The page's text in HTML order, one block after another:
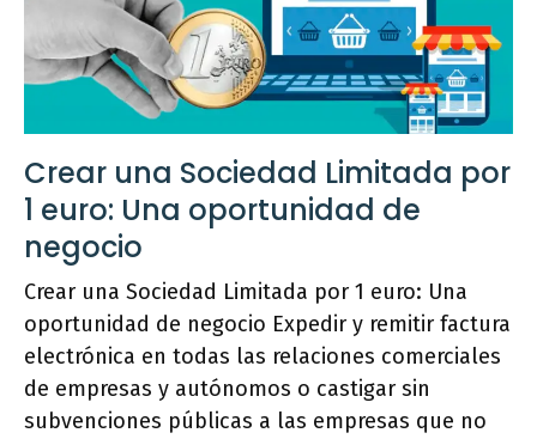
Crear una Sociedad Limitada por
1 euro: Una oportunidad de
negocio
Crear una Sociedad Limitada por 1 euro: Una
oportunidad de negocio Expedir y remitir factura
electrónica en todas las relaciones comerciales
de empresas y autónomos o castigar sin
subvenciones públicas a las empresas que no